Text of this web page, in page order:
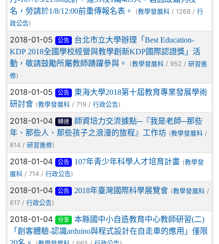
名，勞請於1/8/12:00前重傳報名表。
(教學發展科 / 1268 / 行
政公告)
2018-01-05 公告
台北市立大學辦理「Best Education-
KDP 2018全國學校經營與教學創新KDP國際認證獎」活
動，敬請鼓勵所屬教師踴躍參與。
(教學發展科 / 952 / 研習進
修)
2018-01-05 公告
東海大學2018第十屆教育專業發展學術
研討會 (教學發展科 / 719 / 行政公告)
2018-01-04 轉達
師資培力交流據點─『我是老師─那些
年、那些人、那些孩子之浪漫的旅程』工作坊 (教學發展科 /
814 / 研習進修)
2018-01-04 公告 107年青少年科學人才培育計畫 (教學發
展科 / 714 / 行政公告)
2018-01-04 公告 2018年臺灣國際科學展覽會 (教學發展科/
617 / 行政公告)
2018-01-04 分享
本縣國中小自造教育中心教師研習(二)
「創客體驗-認識arduino與程式設計在自走車的應用」僅限